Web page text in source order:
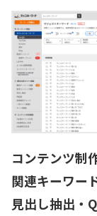
コンテンツ制
関連キーワー
見出し抽出・